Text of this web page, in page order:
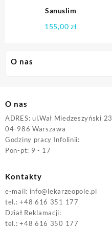
O nas
Sanuslim
155,00 zł
O nas
ADRES: ul.Wał Miedzeszyński 23
04-986 Warszawa
Godziny pracy Infolinii:
Pon-pt: 9 - 17
Kontakty
e-mail: info@lekarzeopole.pl
tel.: +48 616 351 177
Dział Reklamacji:
tel.: +48 616 350 177